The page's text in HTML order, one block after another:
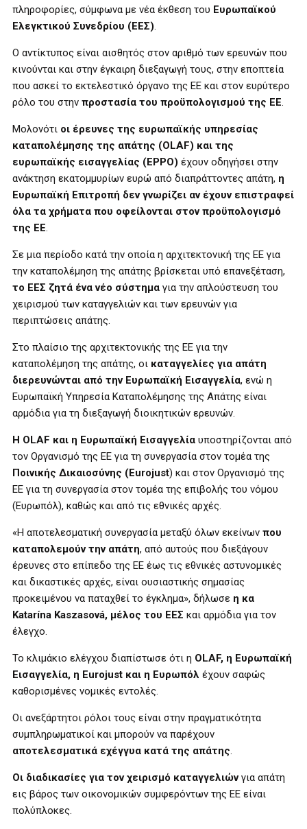
πληροφορίες, σύμφωνα με νέα έκθεση του Ευρωπαϊκού
Ελεγκτικού Συνεδρίου (ΕΕΣ).
Ο αντίκτυπος είναι αισθητός στον αριθμό των ερευνών που
κινούνται και στην έγκαιρη διεξαγωγή τους, στην εποπτεία
που ασκεί το εκτελεστικό όργανο της ΕΕ και στον ευρύτερο
ρόλο του στην προστασία του προϋπολογισμού της ΕΕ.
Μολονότι οι έρευνες της ευρωπαϊκής υπηρεσίας
καταπολέμησης της απάτης (OLAF) και της
ευρωπαϊκής εισαγγελίας (EPPO) έχουν οδηγήσει στην
ανάκτηση εκατομμυρίων ευρώ από διαπράττοντες απάτη, η
Ευρωπαϊκή Επιτροπή δεν γνωρίζει αν έχουν επιστραφεί
όλα τα χρήματα που οφείλονται στον προϋπολογισμό
της ΕΕ.
Σε μια περίοδο κατά την οποία η αρχιτεκτονική της ΕΕ για
την καταπολέμηση της απάτης βρίσκεται υπό επανεξέταση,
το ΕΕΣ ζητά ένα νέο σύστημα για την απλούστευση του
χειρισμού των καταγγελιών και των ερευνών για
περιπτώσεις απάτης.
Στο πλαίσιο της αρχιτεκτονικής της ΕΕ για την
καταπολέμηση της απάτης, οι καταγγελίες για απάτη
διερευνώνται από την Ευρωπαϊκή Εισαγγελία, ενώ η
Ευρωπαϊκή Υπηρεσία Καταπολέμησης της Απάτης είναι
αρμόδια για τη διεξαγωγή διοικητικών ερευνών.
Η OLAF και η Ευρωπαϊκή Εισαγγελία υποστηρίζονται από
τον Οργανισμό της ΕΕ για τη συνεργασία στον τομέα της
Ποινικής Δικαιοσύνης (Eurojust) και στον Οργανισμό της
ΕΕ για τη συνεργασία στον τομέα της επιβολής του νόμου
(Ευρωπόλ), καθώς και από τις εθνικές αρχές.
«Η αποτελεσματική συνεργασία μεταξύ όλων εκείνων που
καταπολεμούν την απάτη, από αυτούς που διεξάγουν
έρευνες στο επίπεδο της ΕΕ έως τις εθνικές αστυνομικές
και δικαστικές αρχές, είναι ουσιαστικής σημασίας
προκειμένου να παταχθεί το έγκλημα», δήλωσε η κα
Katarína Kaszasová, μέλος του ΕΕΣ και αρμόδια για τον
έλεγχο.
Το κλιμάκιο ελέγχου διαπίστωσε ότι η OLAF, η Ευρωπαϊκή
Εισαγγελία, η Eurojust και η Ευρωπόλ έχουν σαφώς
καθορισμένες νομικές εντολές.
Οι ανεξάρτητοι ρόλοι τους είναι στην πραγματικότητα
συμπληρωματικοί και μπορούν να παρέχουν
αποτελεσματικά εχέγγυα κατά της απάτης.
Οι διαδικασίες για τον χειρισμό καταγγελιώνγια απάτη
εις βάρος των οικονομικών συμφερόντων της ΕΕ είναι
πολύπλοκες.